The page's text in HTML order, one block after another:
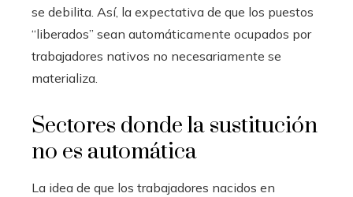
se debilita. Así, la expectativa de que los puestos
“liberados” sean automáticamente ocupados por
trabajadores nativos no necesariamente se
materializa.
Sectores donde la sustitución
no es automática
La idea de que los trabajadores nacidos en